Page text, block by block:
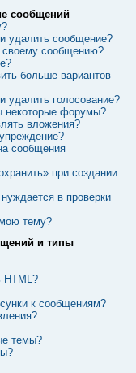
сообщений
удалить сообщение?
своему сообщению?
больше вариантов
удалить голосование?
некоторые форумы?
вложения?
сообщения
при создании
в проверки
тему?
и типы
HTML?
к сообщениям?
темы?